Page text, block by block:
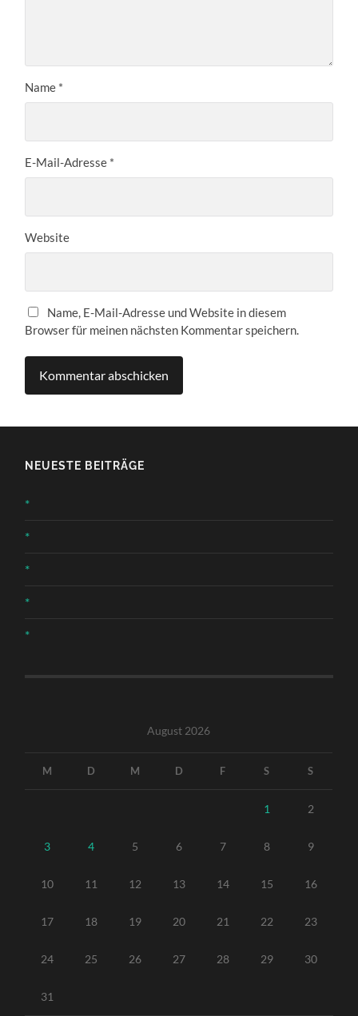
Name *
E-Mail-Adresse *
Website
Name, E-Mail-Adresse und Website in diesem
Browser für meinen nächsten Kommentar speichern.
NEUESTE BEITRÄGE
*
*
*
*
*
August 2026
M D M D F S S
1 2
3 4 5 6 7 8 9
10 11 12 13 14 15 16
17 18 19 20 21 22 23
24 25 26 27 28 29 30
31